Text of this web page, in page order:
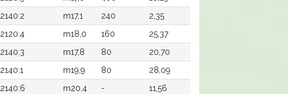
2140:2 m17,1 240
2,35
2120:4 m18,0 160
25,37
2140:3 m17,8 80
20,70
2140:1 m19,9 80
28,09
2140:6 m20,4 -
11,56